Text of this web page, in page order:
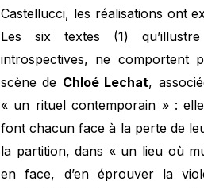
Castellucci, les réalisations ont
Les six textes (1)
introspectives, ne comportent
scène de Chloé Lechat,
« un rituel contemporain » :
font chacun face à la perte de
la partition, dans « un lieu où
en face, d’en éprouver la